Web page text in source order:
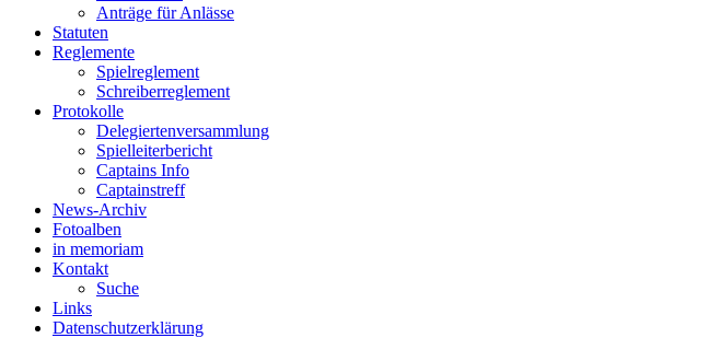
Anträge für Anlässe
Statuten
Reglemente
Spielreglement
Schreiberreglement
Protokolle
Delegiertenversammlung
Spielleiterbericht
Captains Info
Captainstreff
News-Archiv
Fotoalben
in memoriam
Kontakt
Suche
Links
Datenschutzerklärung